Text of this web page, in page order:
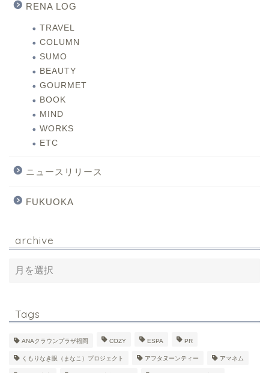
RENA LOG
TRAVEL
COLUMN
SUMO
BEAUTY
GOURMET
BOOK
MIND
WORKS
ETC
ニュースリリース
FUKUOKA
archive
Tags
ANAクラウンプラザ福岡 COZY ESPA PR
くもりなき眼（まなこ）プロジェクト アフタヌーンティー アマネム